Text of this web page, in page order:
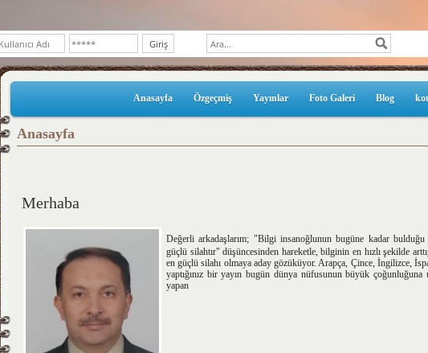
Anasayfa Özgeçmiş Yayınlar Foto Galeri Blog
Anasayfa
Merhaba
Değerli arkadaşlarım; "Bilgi insanoğlunun bugüne kadar
güçlü silahtır" düşüncesinden hareketle, bilginin en hızlı şekilde
en güçlü silahı olmaya aday gözüküyor. Arapça, Çince, İngilizce,
yaptığınız bir yayın bugün dünya nüfusunun büyük
yapan